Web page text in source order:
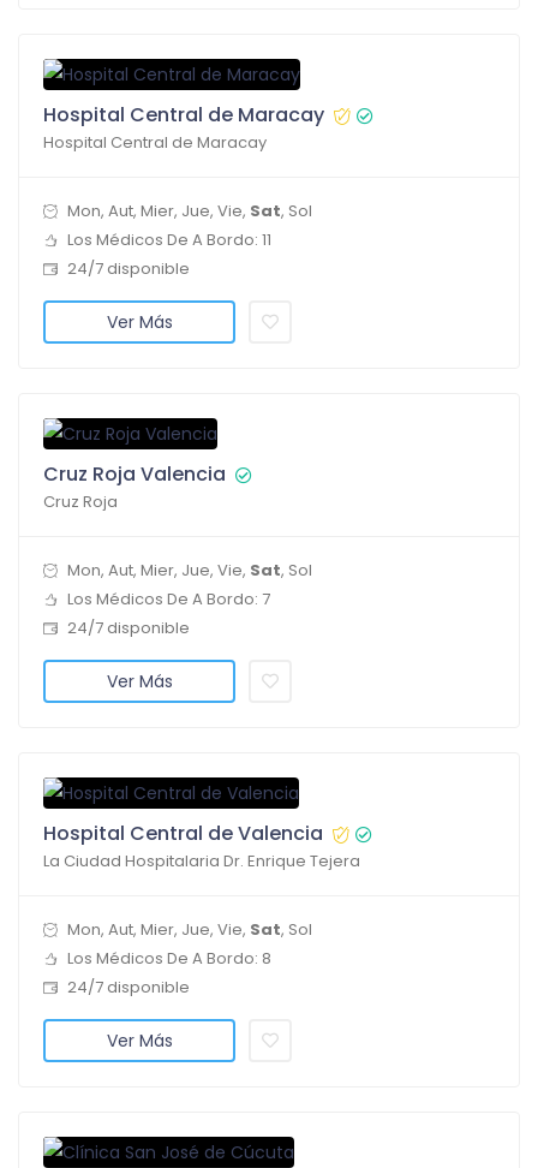
Hospital Central de Maracay
Hospital Central de Maracay
Mon, Aut, Mier, Jue, Vie, Sat, Sol
Los Médicos De A Bordo: 11
24/7 disponible
Ver Más
Cruz Roja Valencia
Cruz Roja
Mon, Aut, Mier, Jue, Vie, Sat, Sol
Los Médicos De A Bordo: 7
24/7 disponible
Ver Más
Hospital Central de Valencia
La Ciudad Hospitalaria Dr. Enrique Tejera ​
Mon, Aut, Mier, Jue, Vie, Sat, Sol
Los Médicos De A Bordo: 8
24/7 disponible
Ver Más